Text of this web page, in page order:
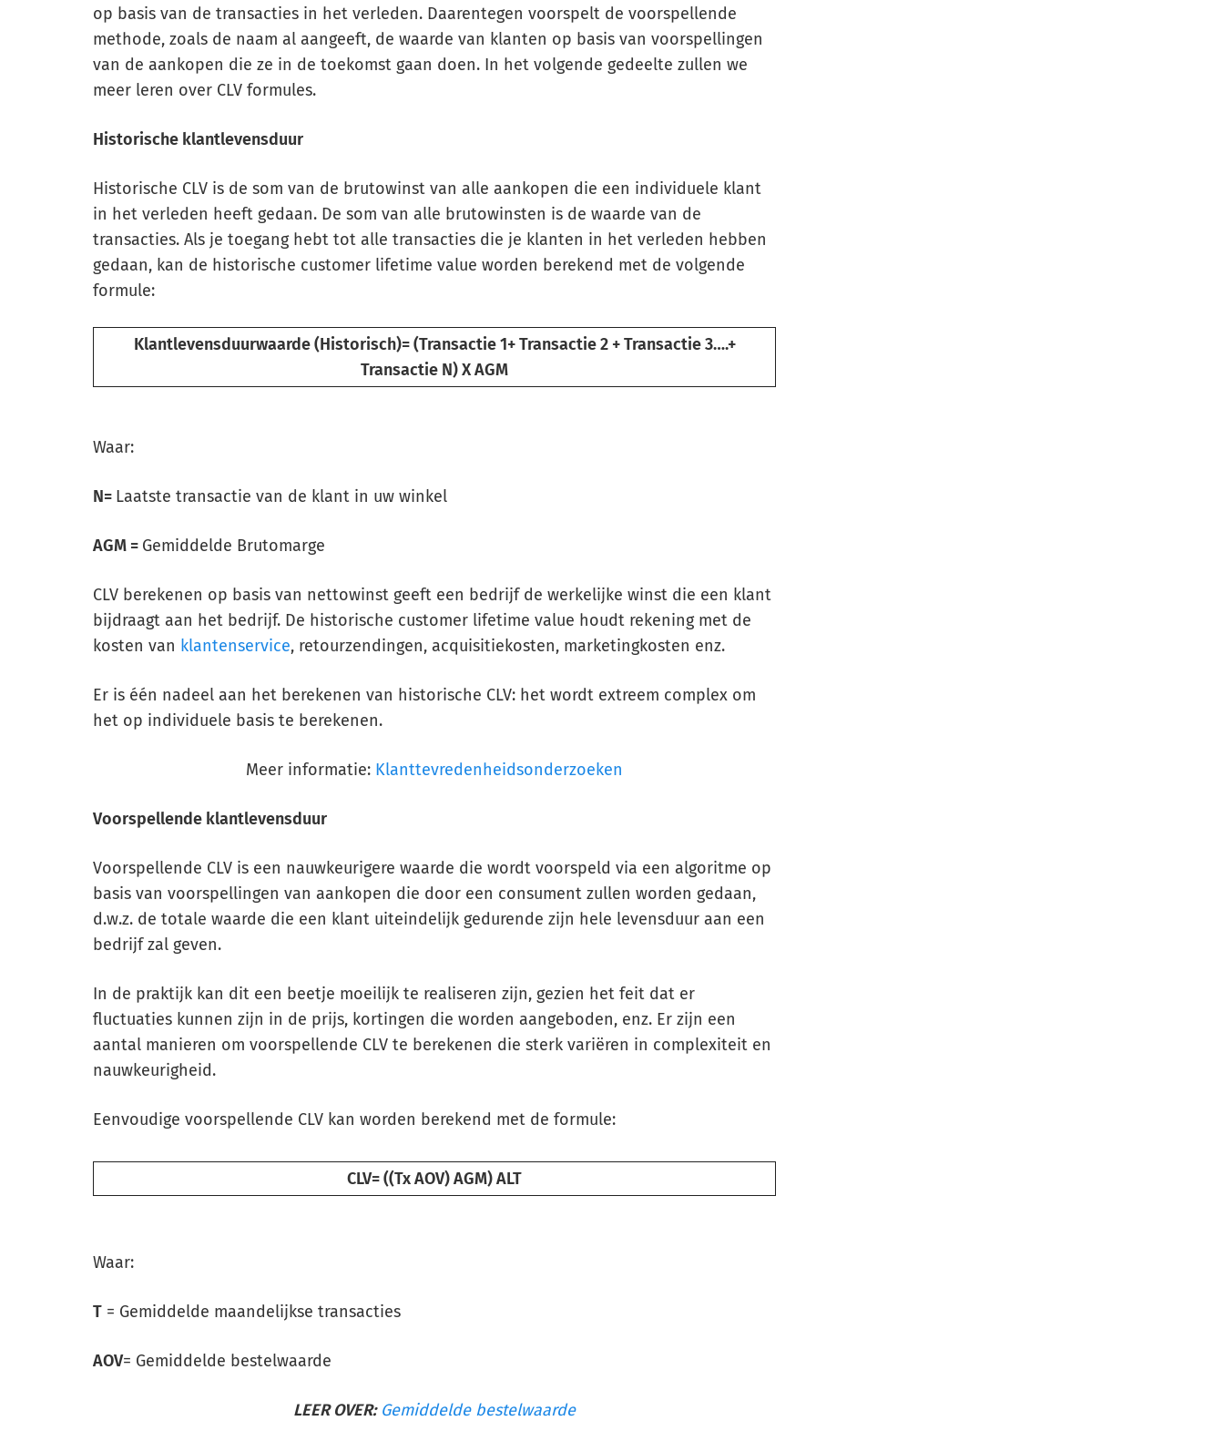
op basis van de transacties in het verleden. Daarentegen voorspelt de voorspellende
methode, zoals de naam al aangeeft, de waarde van klanten op basis van voorspellingen
van de aankopen die ze in de toekomst gaan doen. In het volgende gedeelte zullen we
meer leren over CLV formules.
Historische klantlevensduur
Historische CLV is de som van de brutowinst van alle aankopen die een individuele klant
in het verleden heeft gedaan. De som van alle brutowinsten is de waarde van de
transacties. Als je toegang hebt tot alle transacties die je klanten in het verleden hebben
gedaan, kan de historische customer lifetime value worden berekend met de volgende
formule:
Klantlevensduurwaarde (Historisch)= (Transactie 1+ Transactie 2 + Transactie 3….+
Transactie N) X AGM
Waar:
N= Laatste transactie van de klant in uw winkel
AGM = Gemiddelde Brutomarge
CLV berekenen op basis van nettowinst geeft een bedrijf de werkelijke winst die een klant
bijdraagt aan het bedrijf. De historische customer lifetime value houdt rekening met de
kosten van klantenservice, retourzendingen, acquisitiekosten, marketingkosten enz.
Er is één nadeel aan het berekenen van historische CLV: het wordt extreem complex om
het op individuele basis te berekenen.
Meer informatie: Klanttevredenheidsonderzoeken
Voorspellende klantlevensduur
Voorspellende CLV is een nauwkeurigere waarde die wordt voorspeld via een algoritme op
basis van voorspellingen van aankopen die door een consument zullen worden gedaan,
d.w.z. de totale waarde die een klant uiteindelijk gedurende zijn hele levensduur aan een
bedrijf zal geven.
In de praktijk kan dit een beetje moeilijk te realiseren zijn, gezien het feit dat er
fluctuaties kunnen zijn in de prijs, kortingen die worden aangeboden, enz. Er zijn een
aantal manieren om voorspellende CLV te berekenen die sterk variëren in complexiteit en
nauwkeurigheid.
Eenvoudige voorspellende CLV kan worden berekend met de formule:
CLV= ((Tx AOV) AGM) ALT
Waar:
T = Gemiddelde maandelijkse transacties
AOV= Gemiddelde bestelwaarde
LEER OVER: Gemiddelde bestelwaarde